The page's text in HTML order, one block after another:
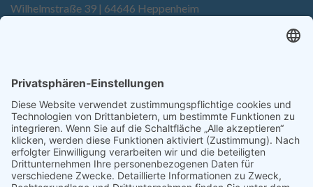
Wilhelmstraße 39 | 64646 Heppenheim
SERVICE
Anfrage
Direkt-Bestellung